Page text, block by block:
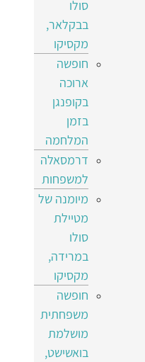
סולו
בבקלאר,
מקסיקו
חופשה
ארוכה
בקופנגן
בזמן
המלחמה
דרמסאלה
למשפחות
מיומנה של
מטיילת
סולו
במרידה,
מקסיקו
חופשה
משפחתית
מושלמת
בואשישט,